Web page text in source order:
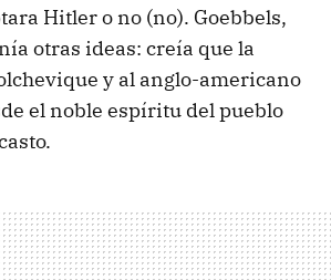
Hitler o no (no). Goebbels,
otras ideas: creía que la
y al anglo-americano
el noble espíritu del pueblo